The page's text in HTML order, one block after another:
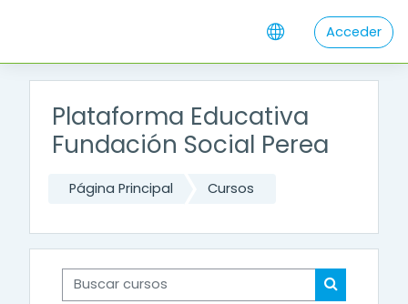
Acceder
Plataforma Educativa
Fundación Social Perea
Página Principal Cursos
Buscar cursos